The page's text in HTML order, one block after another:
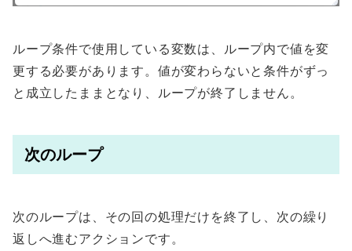
ループ条件で使用している変数は、ループ内で値を変
更する必要があります。値が変わらないと条件がずっ
と成立したままとなり、ループが終了しません。
次のループ
次のループは、その回の処理だけを終了し、次の繰り
返しへ進むアクションです。